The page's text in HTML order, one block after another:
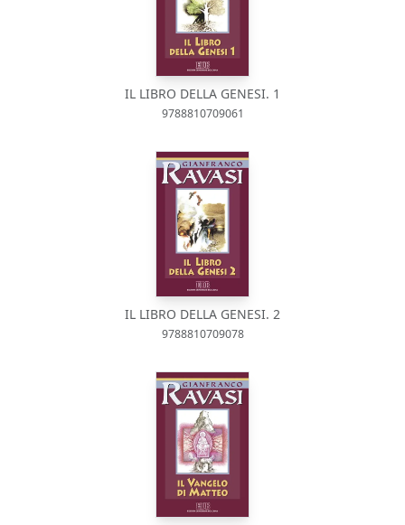
IL LIBRO DELLA GENESI. 1
9788810709061
IL LIBRO DELLA GENESI. 2
9788810709078